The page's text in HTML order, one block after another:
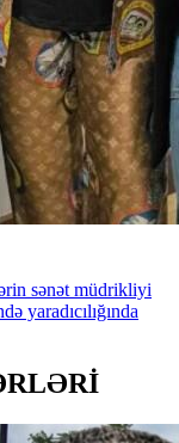
sənət müdrikliyi
yaradıcılığında